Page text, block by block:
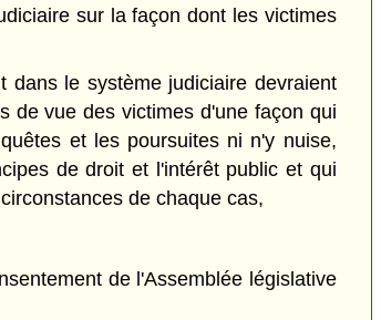
sur la façon dont les victimes
dans le système judiciaire devraient
de vue des victimes d'une façon qui
et les poursuites ni n'y nuise,
de droit et l'intérêt public et qui
de chaque cas,
de l'Assemblée législative